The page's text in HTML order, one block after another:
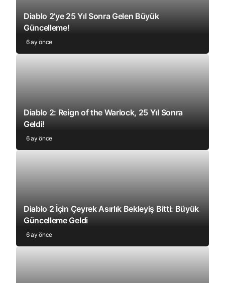
Diablo 2’ye 25 Yıl Sonra Gelen Büyük
Güncelleme!
6 ay önce
Diablo 2: Reign of the Warlock, 25 Yıl Sonra
Geldi!
6 ay önce
Diablo 2 İçin Çeyrek Asırlık Bekleyiş Bitti: Büyük
Güncelleme Geldi
6 ay önce